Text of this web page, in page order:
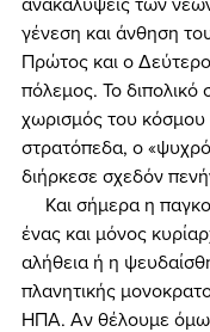
ανακαλύψεις των
γένεση και άνθηση
Πρώτος και ο
πόλεμος. Το διπολικό
χωρισμός του
στρατόπεδα, ο
διήρκεσε σχεδόν
ένας και μόνος
αλήθεια ή η
πλανητικής
ΗΠΑ. Αν θέλουμε